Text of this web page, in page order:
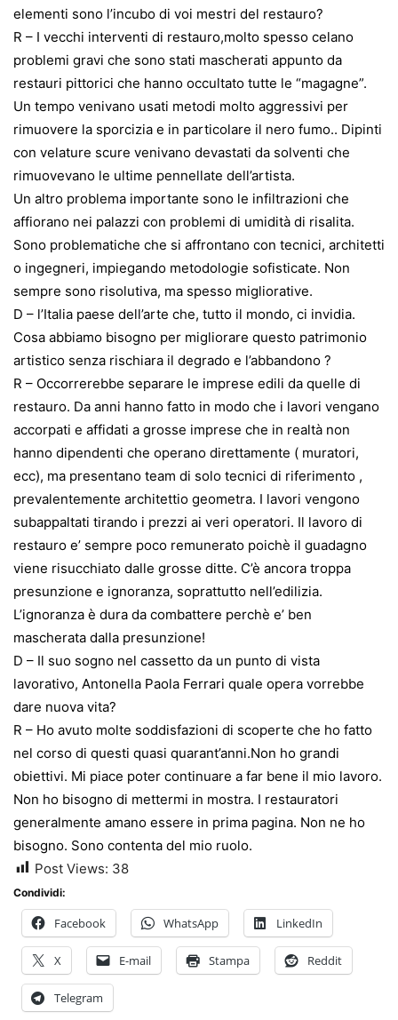
elementi sono l’incubo di voi mestri del restauro?
R – I vecchi interventi di restauro,molto spesso celano
problemi gravi che sono stati mascherati appunto da
restauri pittorici che hanno occultato tutte le “magagne”.
Un tempo venivano usati metodi molto aggressivi per
rimuovere la sporcizia e in particolare il nero fumo.. Dipinti
con velature scure venivano devastati da solventi che
rimuovevano le ultime pennellate dell’artista.
Un altro problema importante sono le infiltrazioni che
affiorano nei palazzi con problemi di umidità di risalita.
Sono problematiche che si affrontano con tecnici, architetti
o ingegneri, impiegando metodologie sofisticate. Non
sempre sono risolutiva, ma spesso migliorative.
D – l’Italia paese dell’arte che, tutto il mondo, ci invidia.
Cosa abbiamo bisogno per migliorare questo patrimonio
artistico senza rischiara il degrado e l’abbandono ?
R – Occorrerebbe separare le imprese edili da quelle di
restauro. Da anni hanno fatto in modo che i lavori vengano
accorpati e affidati a grosse imprese che in realtà non
hanno dipendenti che operano direttamente ( muratori,
ecc), ma presentano team di solo tecnici di riferimento ,
prevalentemente architettio geometra. I lavori vengono
subappaltati tirando i prezzi ai veri operatori. Il lavoro di
restauro e’ sempre poco remunerato poichè il guadagno
viene risucchiato dalle grosse ditte. C’è ancora troppa
presunzione e ignoranza, soprattutto nell’edilizia.
L’ignoranza è dura da combattere perchè e’ ben
mascherata dalla presunzione!
D – Il suo sogno nel cassetto da un punto di vista
lavorativo, Antonella Paola Ferrari quale opera vorrebbe
dare nuova vita?
R – Ho avuto molte soddisfazioni di scoperte che ho fatto
nel corso di questi quasi quarant’anni.Non ho grandi
obiettivi. Mi piace poter continuare a far bene il mio lavoro.
Non ho bisogno di mettermi in mostra. I restauratori
generalmente amano essere in prima pagina. Non ne ho
bisogno. Sono contenta del mio ruolo.
Post Views: 38
Condividi:
Facebook WhatsApp LinkedIn
X E-mail Stampa Reddit
Telegram